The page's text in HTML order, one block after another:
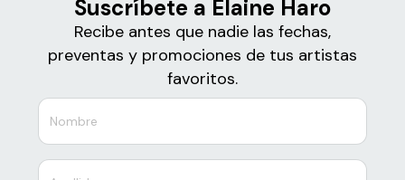
Suscríbete a Elaine Haro
Recibe antes que nadie las fechas,
preventas y promociones de tus artistas
favoritos.